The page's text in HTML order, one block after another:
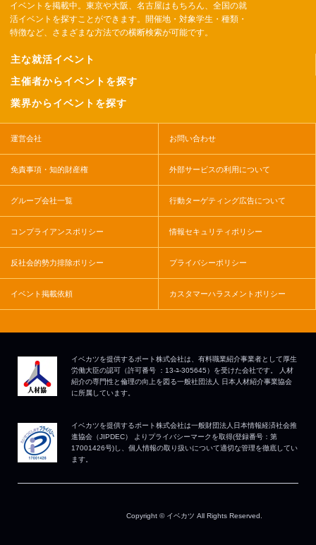
イベントを掲載中。東京や大阪、名古屋はもちろん、全国の就
活イベントを探すことができます。開催地・対象学生・種類・
特徴など、さまざまな方法での横断検索が可能です。
主な就活イベント
主催者からイベントを探す
業界からイベントを探す
運営会社 お問い合わせ
免責事項・知的財産権 外部サービスの利用について
グループ会社一覧 行動ターゲティング広告について
コンプライアンスポリシー 情報セキュリティポリシー
反社会的勢力排除ポリシー プライバシーポリシー
イベント掲載依頼 カスタマーハラスメントポリシー